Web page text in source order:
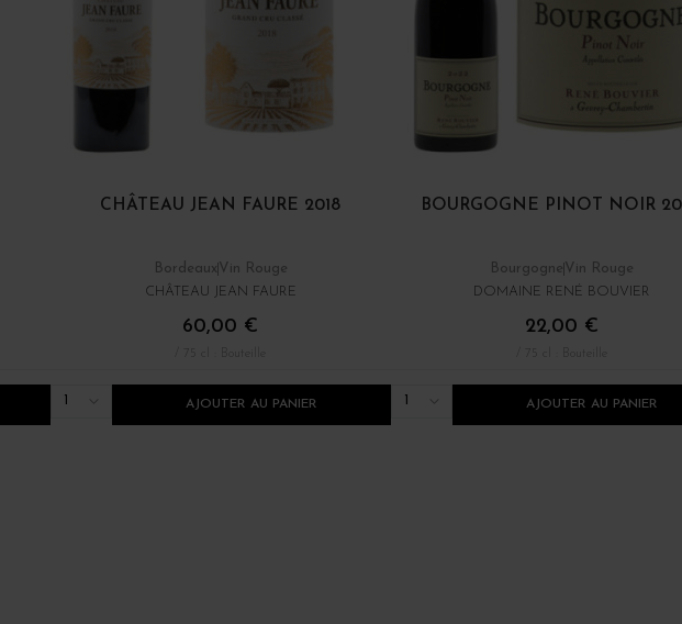
CHÂTEAU JEAN FAURE 2018
Bordeaux Vin Rouge
CHÂTEAU JEAN FAURE
60,00 €
AJOUTER AU PANIER
BOURGOGNE PINOT NOIR
Bourgogne Vin Rouge
DOMAINE RENÉ BOUVIER
22,00 €
AJOUTER AU PANIER